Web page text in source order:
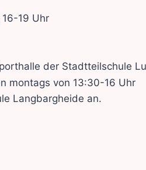
19 Uhr
der Stadtteilschule
montags von 13:30-16 Uhr
Langbargheide an.